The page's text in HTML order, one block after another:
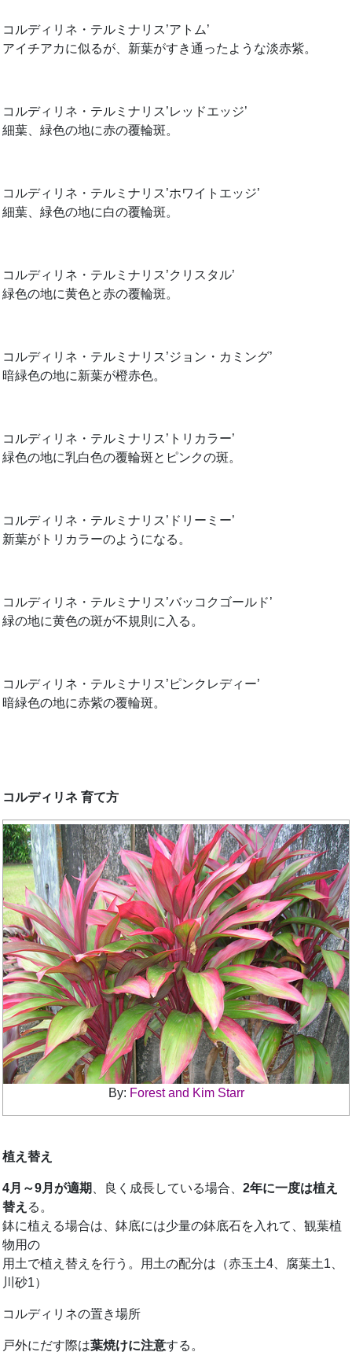
コルディリネ・テルミナリス’アトム’
アイチアカに似るが、新葉がすき通ったような淡赤紫。
コルディリネ・テルミナリス’レッドエッジ’
細葉、緑色の地に赤の覆輪斑。
コルディリネ・テルミナリス’ホワイトエッジ’
細葉、緑色の地に白の覆輪斑。
コルディリネ・テルミナリス’クリスタル’
緑色の地に黄色と赤の覆輪斑。
コルディリネ・テルミナリス’ジョン・カミング’
暗緑色の地に新葉が橙赤色。
コルディリネ・テルミナリス’トリカラー’
緑色の地に乳白色の覆輪斑とピンクの斑。
コルディリネ・テルミナリス’ドリーミー’
新葉がトリカラーのようになる。
コルディリネ・テルミナリス’バッコクゴールド’
緑の地に黄色の斑が不規則に入る。
コルディリネ・テルミナリス’ピンクレディー’
暗緑色の地に赤紫の覆輪斑。
コルディリネ 育て方
By: Forest and Kim Starr
植え替え
4月～9月が適期 、良く成長している場合、 2年に一度は植え
替え る。
鉢に植える場合は、鉢底には少量の鉢底石を入れて、観葉植
物用の
用土で植え替えを行う。用土の配分は（赤玉土4、腐葉土1、
川砂1）
コルディリネの置き場所
戸外にだす際は葉焼けに注意する。